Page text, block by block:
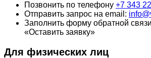
Позвонить по телефону +7 343
Отправить запрос на email:
Заполнить форму обратной
«Оставить заявку»
Для физических лиц